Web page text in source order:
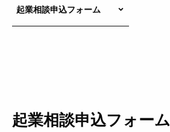
起業相談申込フォーム keyboard_arrow_down
起業相談申込フォーム